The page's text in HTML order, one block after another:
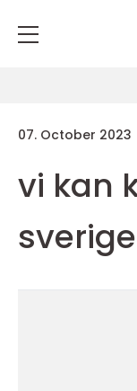
07. October 2023
vi kan
sverige